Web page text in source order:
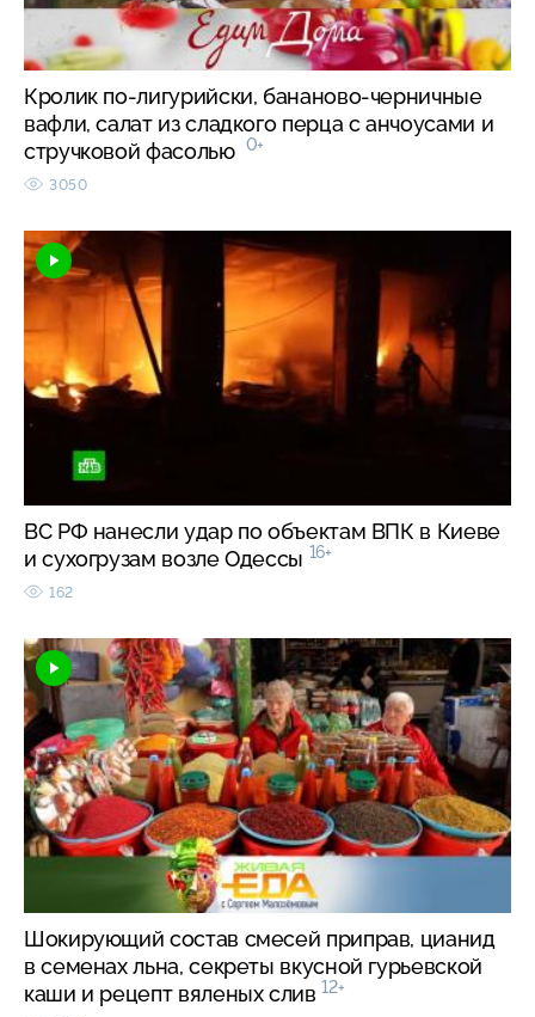
Кролик по-лигурийски, бананово-черничные
вафли, салат из сладкого перца с анчоусами и
стручковой фасолью 0+
3050
ВС РФ нанесли удар по объектам ВПК в Киеве
и сухогрузам возле Одессы 16+
162
Шокирующий состав смесей приправ, цианид
в семенах льна, секреты вкусной гурьевской
каши и рецепт вяленых слив 12+